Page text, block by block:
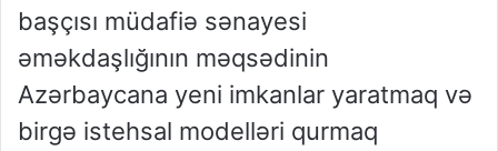
başçısı müdafiə sənayesi
əməkdaşlığının məqsədinin
Azərbaycana yeni imkanlar yaratmaq və
birgə istehsal modelləri qurmaq